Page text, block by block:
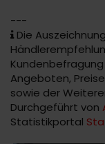
---
Die
Angeboten,
sowie der
Durchgeführt von
Statistikportal